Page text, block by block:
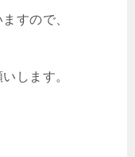
すので、
します。